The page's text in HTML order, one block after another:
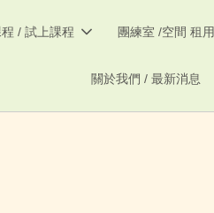
/ 試上課程 團練室 /空間 租用
關於我們 / 最新消息